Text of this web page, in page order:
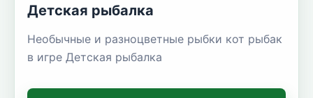
Детская рыбалка
Необычные и разноцветные рыбки кот рыбак
в игре Детская рыбалка